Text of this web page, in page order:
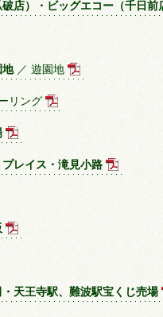
破店）・ビッグエコー（千日
地／ 遊園地
リング
レイス・滝見小路
天王寺駅、難波駅宝くじ売場